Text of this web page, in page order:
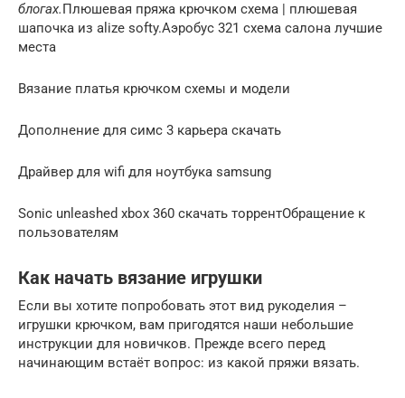
блогах.Плюшевая пряжа крючком схема | плюшевая
шапочка из alize softy.Аэробус 321 схема салона лучшие
места
Вязание платья крючком схемы и модели
Дополнение для симс 3 карьера скачать
Драйвер для wifi для ноутбука samsung
Sonic unleashed xbox 360 скачать торрентОбращение к
пользователям
Как начать вязание игрушки
Если вы хотите попробовать этот вид рукоделия –
игрушки крючком, вам пригодятся наши небольшие
инструкции для новичков. Прежде всего перед
начинающим встаёт вопрос: из какой пряжи вязать.